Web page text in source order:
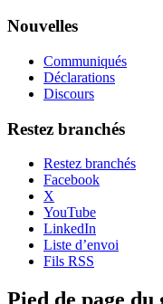
Nouvelles
Communiqués
Déclarations
Discours
Restez branchés
Restez branchés
Facebook
X
YouTube
LinkedIn
Liste d’envoi
Fils RSS